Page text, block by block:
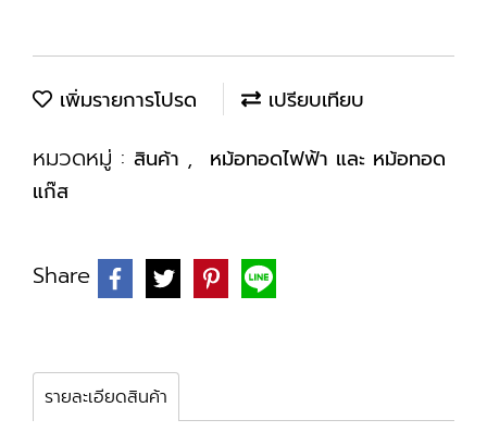
เพิ่มรายการโปรด เปรียบเทียบ
หมวดหมู่ : สินค้า ,
หม้อทอดไฟฟ้า และ หม้อทอด
แก๊ส
Share
รายละเอียดสินค้า